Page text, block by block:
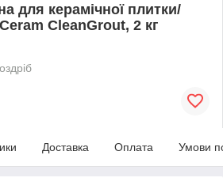
для керамічної плитки/
CleanGrout, 2 кг
Доставка Оплата Умови